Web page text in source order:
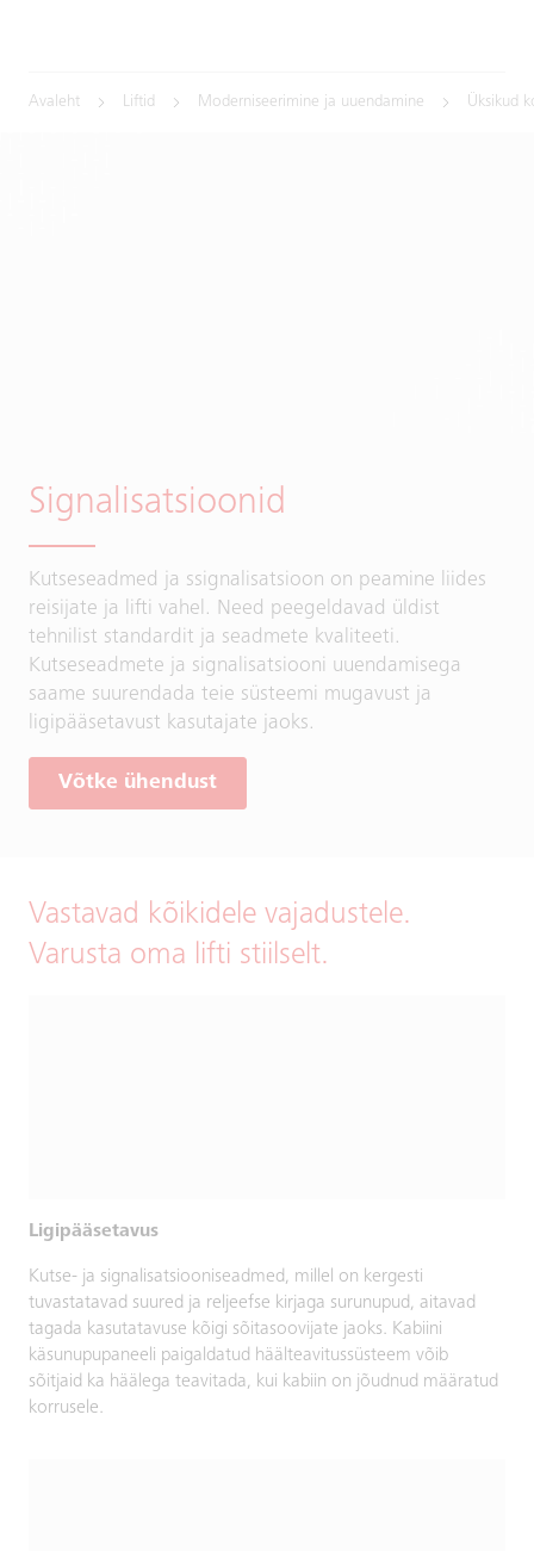
Avaleht Liftid Moderniseerimine ja uuendamine Üksikud
Signalisatsioonid
Kutseseadmed ja ssignalisatsioon on peamine liides
reisijate ja lifti vahel. Need peegeldavad üldist
tehnilist standardit ja seadmete kvaliteeti.
Kutseseadmete ja signalisatsiooni uuendamisega
saame suurendada teie süsteemi mugavust ja
ligipääsetavust kasutajate jaoks.
Võtke ühendust
Vastavad kõikidele vajadustele.
Varusta oma lifti stiilselt.
Ligipääsetavus
Kutse- ja signalisatsiooniseadmed, millel on kergesti
tuvastatavad suured ja reljeefse kirjaga surunupud, aitavad
tagada kasutatavuse kõigi sõitasoovijate jaoks. Kabiini
käsunupupaneeli paigaldatud häälteavitussüsteem võib
sõitjaid ka häälega teavitada, kui kabiin on jõudnud määratud
korrusele.